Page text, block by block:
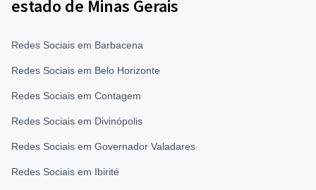
estado de Minas Gerais
Redes Sociais em Barbacena
Redes Sociais em Belo Horizonte
Redes Sociais em Contagem
Redes Sociais em Divinópolis
Redes Sociais em Governador Valadares
Redes Sociais em Ibirité